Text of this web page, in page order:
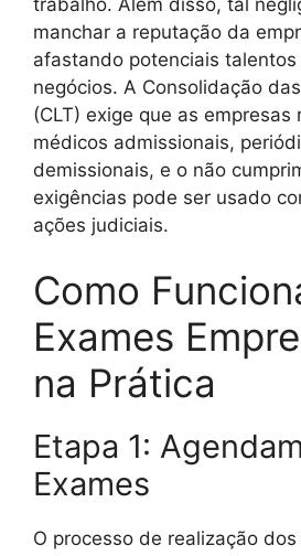
manchar a reputação da
afastando potenciais
negócios. A Consolidação
(CLT) exige que as empresas
médicos admissionais,
demissionais, e o não
exigências pode ser usado
ações judiciais.
Como
Exames
na Prática
Etapa 1:
Exames
O processo de realização dos